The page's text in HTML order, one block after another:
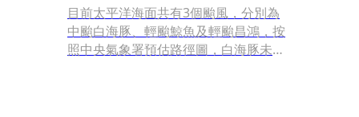
目前太平洋海面共有3個颱風，分別為
中颱白海豚、輕颱鯨魚及輕颱昌鴻，按
照中央氣象署預估路徑圖，白海豚未來